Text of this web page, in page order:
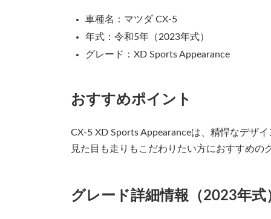
車種名：マツダ CX-5
年式：令和5年（2023年式）
グレード：XD Sports Appearance
おすすめポイント
CX-5 XD Sports Appearanceは、精悍なデザ
見た目も走りもこだわりたい方におすすめの
グレード詳細情報（2023年式